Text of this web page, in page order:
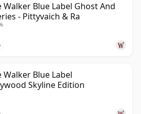
Walker Blue Label Ghost And
- Pittyvaich & Ra
Walker Blue Label
Skyline Edition